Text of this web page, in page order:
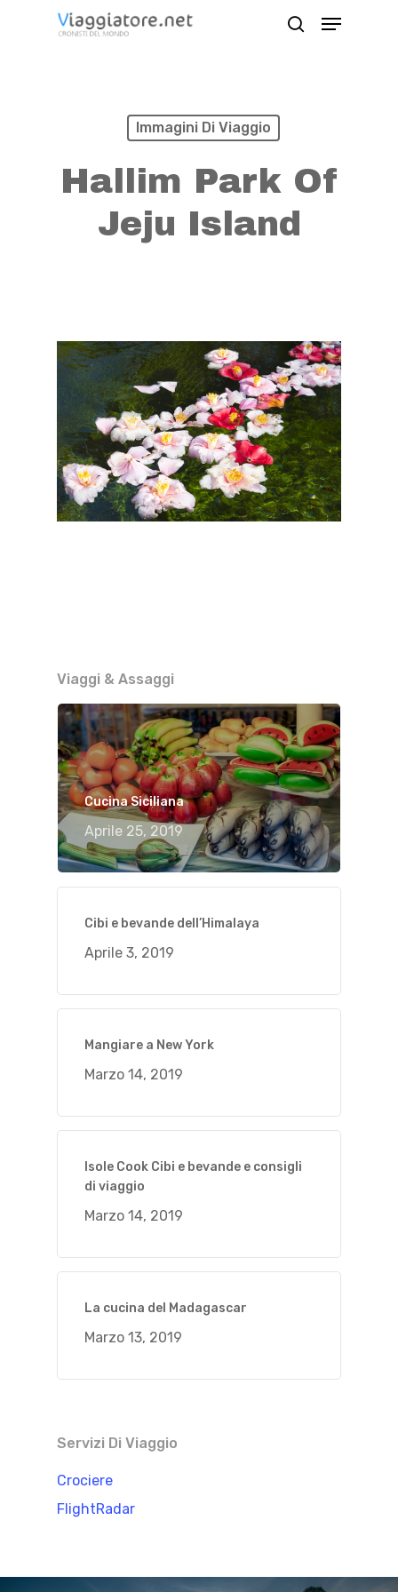
Menu
Immagini Di Viaggio
Hallim Park Of
Jeju Island
Viaggi & Assaggi
Cucina Siciliana
Aprile 25, 2019
Cibi e bevande dell’Himalaya
Aprile 3, 2019
Mangiare a New York
Marzo 14, 2019
Isole Cook Cibi e bevande e consigli
di viaggio
Marzo 14, 2019
La cucina del Madagascar
Marzo 13, 2019
Servizi Di Viaggio
Crociere
FlightRadar